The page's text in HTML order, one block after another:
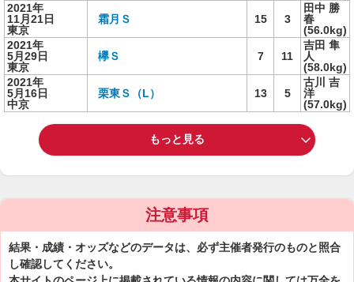
2021年
11月21日
東京
霜月Ｓ 15 3
田中 勝
春
(56.0kg)
2021年
5月29日
東京
欅Ｓ 7 11
吉田 隼
人
(58.0kg)
2021年
5月16日
中京
栗東Ｓ（L） 13 5
古川 吉
洋
(57.0kg)
もっと見る
注意事項
結果・成績・オッズなどのデータは、必ず主催者発行のものと照合
し確認してください。